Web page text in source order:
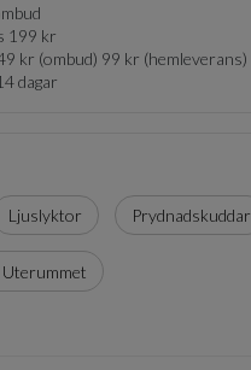
199 kr
kr (ombud) 99 kr (hemleverans)
dagar
Ljuslyktor Prydnadskuddar
Uterummet